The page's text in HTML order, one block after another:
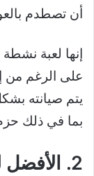
أن تصطدم
إنها لعبة
يتم صيانته
بما في ذلك
2.